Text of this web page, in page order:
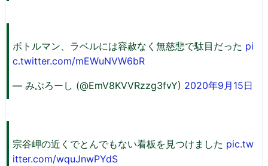
ボトルマン、ラベルには容赦なく無慈悲で駄目だった pi
c.twitter.com/mEWuNVW6bR
— みぶろーし (@EmV8KVVRzzg3fvY) 2020年9月15日
宗谷岬の近くでとんでもない看板を見つけました pic.tw
itter.com/wquJnwPYdS